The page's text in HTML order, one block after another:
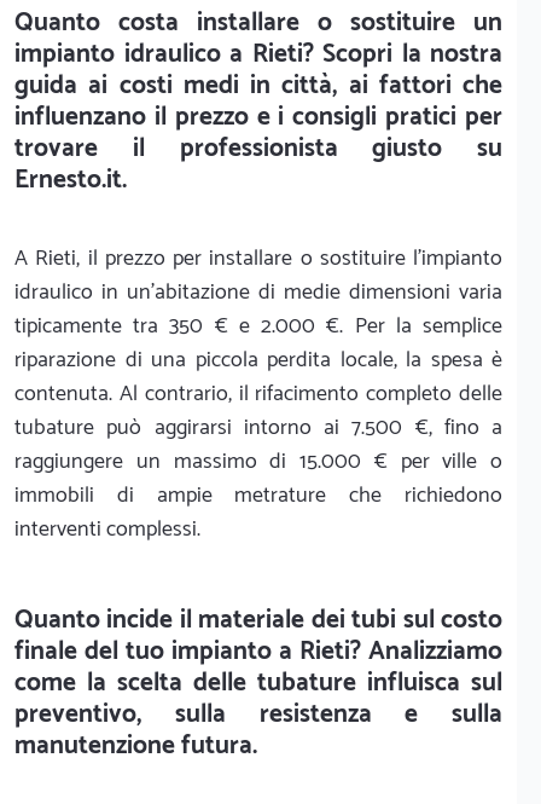
Quanto costa installare o sostituire un
impianto idraulico a Rieti? Scopri la nostra
guida ai costi medi in città, ai fattori che
influenzano il prezzo e i consigli pratici per
trovare il professionista giusto su
Ernesto.it.
A Rieti, il prezzo per installare o sostituire l'impianto
idraulico in un'abitazione di medie dimensioni varia
tipicamente tra 350 € e 2.000 €. Per la semplice
riparazione di una piccola perdita locale, la spesa è
contenuta. Al contrario, il rifacimento completo delle
tubature può aggirarsi intorno ai 7.500 €, fino a
raggiungere un massimo di 15.000 € per ville o
immobili di ampie metrature che richiedono
interventi complessi.
Quanto incide il materiale dei tubi sul costo
finale del tuo impianto a Rieti? Analizziamo
come la scelta delle tubature influisca sul
preventivo, sulla resistenza e sulla
manutenzione futura.